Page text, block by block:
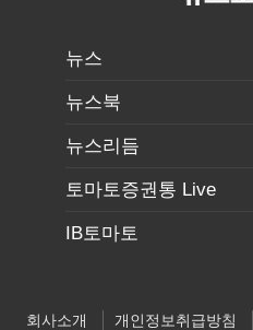
뉴스
뉴스북
뉴스리듬
토마토증권통 Live
IB토마토
회사소개 개인정보취급방침